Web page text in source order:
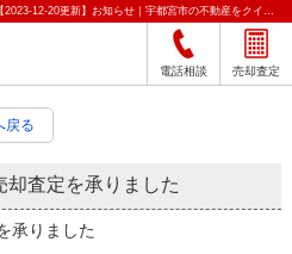
壬生町緑 中古住宅 ご売却査定を承りました【2023-12-20更新】お知らせ｜宇都宮市の不動産をクイック売却査定｜宇都宮不動産
電話相談 売却査定
戻る
査定を承りました
承りました